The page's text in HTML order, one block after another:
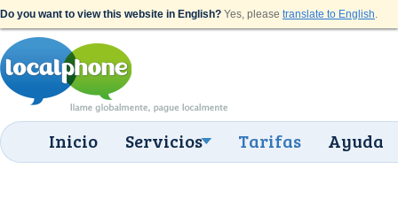
Do you want to view this website in English? Yes, please translate to English.
Inicio Servicios Tarifas Ayuda